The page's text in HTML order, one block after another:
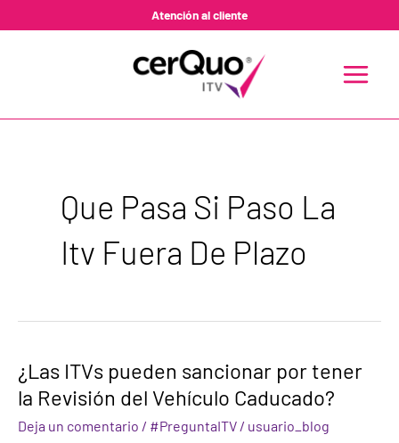
Atención al cliente
MENU
Que Pasa Si Paso La
Itv Fuera De Plazo
¿Las ITVs pueden sancionar por tener
la Revisión del Vehículo Caducado?
Deja un comentario / #PreguntaITV / usuario_blog
¿Las
ITVs
pueden
por